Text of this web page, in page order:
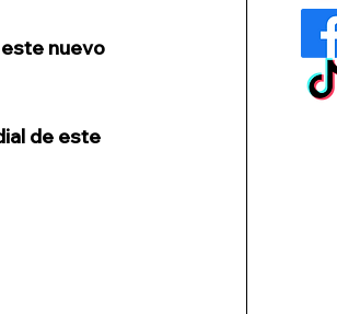
nuevo
de este